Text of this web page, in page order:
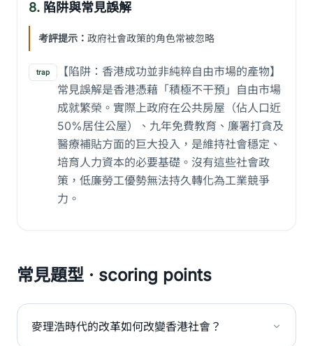
8. 陷阱與常見誤解
考評提示： 政府社會政策的角色常被忽略
trap
【陷阱：香港成功並非純粹自由市場的產物】
常見誤解是香港憑藉「積極不干預」自由市場
成就繁榮。實際上政府在公共房屋（佔人口近
50%居住公屋）、九年免費教育、廉署打貪及
醫療補貼方面的巨大投入，是維持社會穩定、
培育人力資本的必要基礎。沒有這些社會政
策，低廉勞工優勢無法持久轉化為工業競爭
力。
常見題型 · scoring points
麥理浩時代的改革如何改變香港社會？